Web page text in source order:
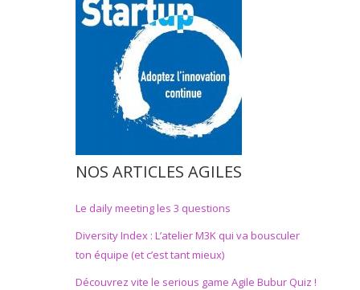
NOS ARTICLES AGILES
Le daily meeting les 3 questions
Diversity Index : L’atelier M3K qui va bousculer
ton équipe (et c’est tant mieux)
Découvrez vite le serious game Agile Bubur Quiz !